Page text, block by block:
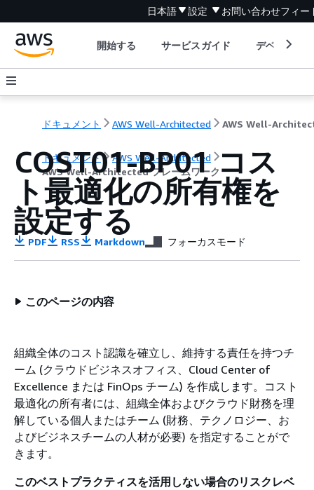
日本語 設定 お問い合わせフィー
開始する サービスガイド デベロッパ
ドキュメント AWS Well-Architected
ドキュメント
AWS Well-Architected
AWS Well-Architected フレームワーク
COST01-BP01 コス
ト最適化の所有権を
設定する
PDF RSS Markdown フォーカスモード
このページの内容
組織全体のコスト認識を確立し、維持する責任を持つチ
ーム (クラウドビジネスオフィス、Cloud Center of
Excellence または FinOps チーム) を作成します。コスト
最適化の所有者には、組織全体およびクラウド財務を理
解している個人またはチーム (財務、テクノロジー、お
よびビジネスチームの人材が必要) を指定することがで
きます。
このベストプラクティスを活用しない場合のリスクレベ